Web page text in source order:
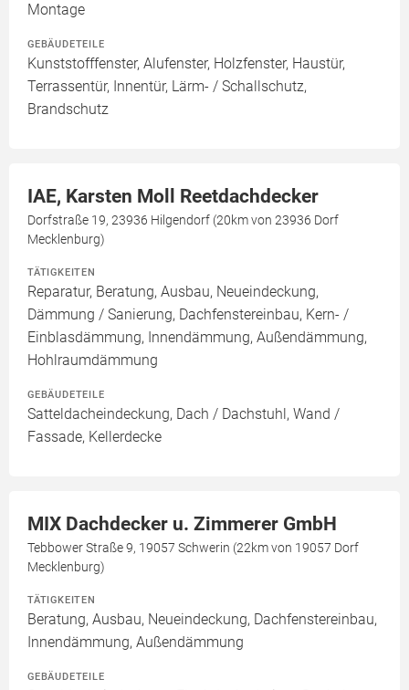
Montage
GEBÄUDETEILE
Kunststofffenster, Alufenster, Holzfenster, Haustür,
Terrassentür, Innentür, Lärm- / Schallschutz,
Brandschutz
IAE, Karsten Moll Reetdachdecker
Dorfstraße 19, 23936 Hilgendorf (20km von 23936 Dorf
Mecklenburg)
TÄTIGKEITEN
Reparatur, Beratung, Ausbau, Neueindeckung,
Dämmung / Sanierung, Dachfenstereinbau, Kern- /
Einblasdämmung, Innendämmung, Außendämmung,
Hohlraumdämmung
GEBÄUDETEILE
Satteldacheindeckung, Dach / Dachstuhl, Wand /
Fassade, Kellerdecke
MIX Dachdecker u. Zimmerer GmbH
Tebbower Straße 9, 19057 Schwerin (22km von 19057 Dorf
Mecklenburg)
TÄTIGKEITEN
Beratung, Ausbau, Neueindeckung, Dachfenstereinbau,
Innendämmung, Außendämmung
GEBÄUDETEILE